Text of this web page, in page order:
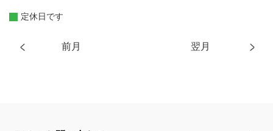
前月 翌月
定休日です